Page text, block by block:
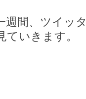
週間、ツイッ
ていきます。